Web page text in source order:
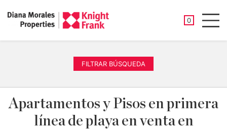
0
FILTRAR BÚSQUEDA
Apartamentos y Pisos en primera
línea de playa en venta en